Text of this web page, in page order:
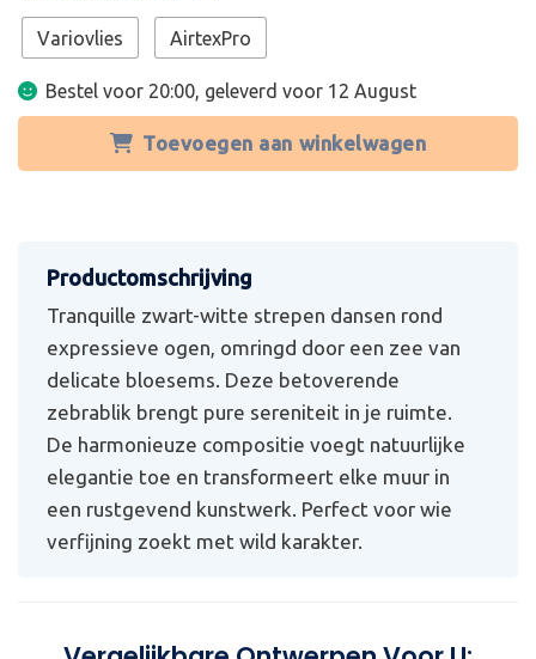
Variovlies AirtexPro
Bestel voor 20:00, geleverd voor 12 August
Toevoegen aan winkelwagen
Tranquille zwart-witte strepen dansen rond
expressieve ogen, omringd door een zee van
delicate bloesems. Deze betoverende
zebrablik brengt pure sereniteit in je ruimte.
De harmonieuze compositie voegt natuurlijke
elegantie toe en transformeert elke muur in
een rustgevend kunstwerk. Perfect voor wie
verfijning zoekt met wild karakter.